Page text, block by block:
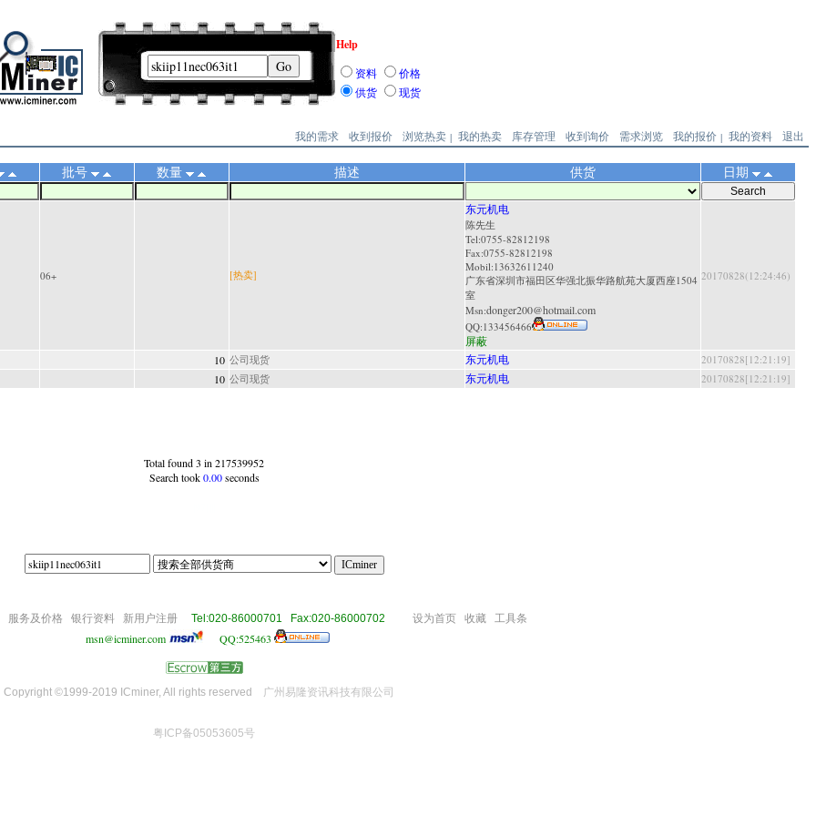
Help
资料
价格
供货
现货
我的需求 收到报价 浏览热卖 | 我的热卖 库存管理 收到询价 需求浏览 我的报价 | 我的资料 退出
批号 数量 描述 供货 日期
06+ [热卖]
东元机电
陈先生
Tel:0755-82812198
Fax:0755-82812198
Mobil:13632611240
广东省深圳市福田区华强北振华路航苑大厦西座1504
室
Msn:donger200@hotmail.com
QQ: 133456466
屏蔽
20170828(12:24:46)
10 公司现货 东元机电 20170828[12:21:19]
10 公司现货 东元机电 20170828[12:21:19]
Total found 3 in 217539952
Search took0.00seconds
服务及价格 银行资料 新用户注册 Tel:020-86000701 Fax:020-86000702 设为首页 收藏 工具条
msn@icminer.com QQ:525463
Copyright ©1999-2019 ICminer, All rights reserved 广州易隆资讯科技有限公司
粤ICP备05053605号